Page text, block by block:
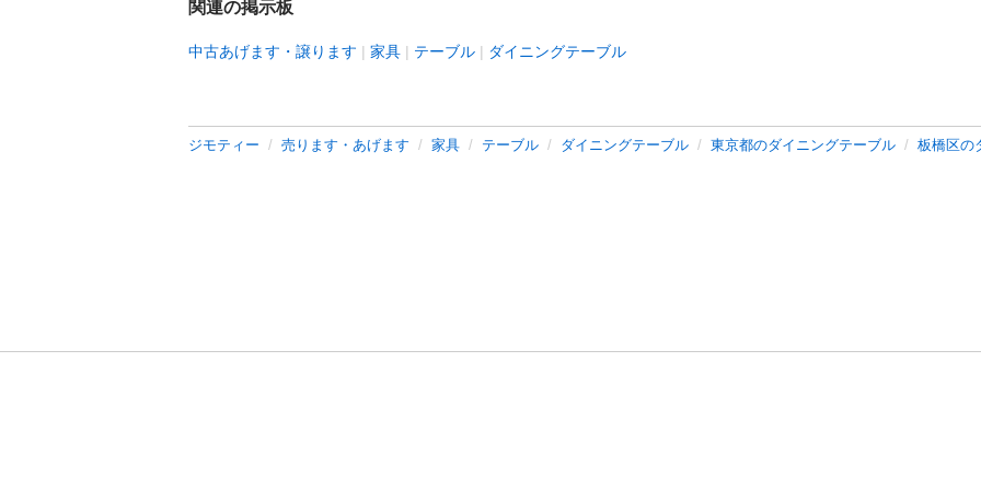
関連の掲示板
中古あげます・譲ります 家具 テーブル ダイニングテーブル
ジモティー 売ります・あげます 家具 テーブル ダイニングテーブル 東京都のダイニングテーブル 板橋区の